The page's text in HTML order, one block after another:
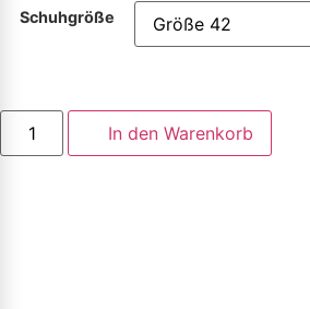
Schuhgröße
In den Warenkorb